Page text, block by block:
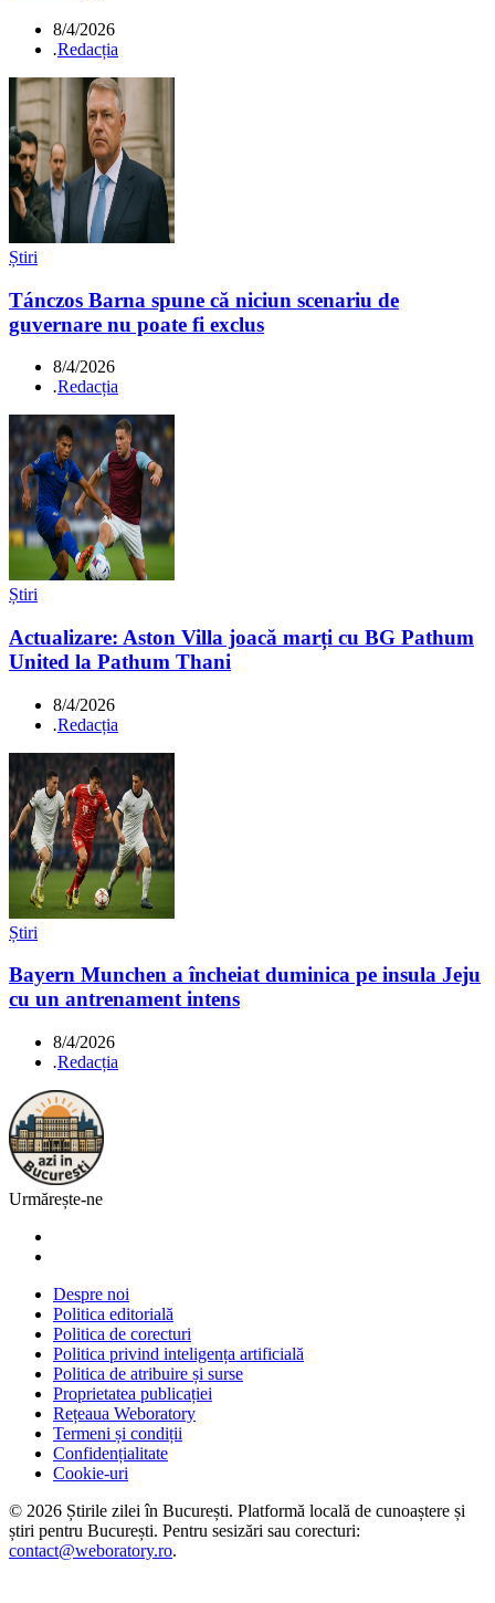
8/4/2026
.Redacția
Știri
Tánczos Barna spune că niciun scenariu de
guvernare nu poate fi exclus
8/4/2026
.Redacția
Știri
Actualizare: Aston Villa joacă marți cu BG Pathum
United la Pathum Thani
8/4/2026
.Redacția
Știri
Bayern Munchen a încheiat duminica pe insula Jeju
cu un antrenament intens
8/4/2026
.Redacția
Urmărește-ne
Despre noi
Politica editorială
Politica de corecturi
Politica privind inteligența artificială
Politica de atribuire și surse
Proprietatea publicației
Rețeaua Weboratory
Termeni și condiții
Confidențialitate
Cookie-uri
© 2026 Știrile zilei în București. Platformă locală de cunoaștere și
știri pentru București. Pentru sesizări sau corecturi:
contact@weboratory.ro.